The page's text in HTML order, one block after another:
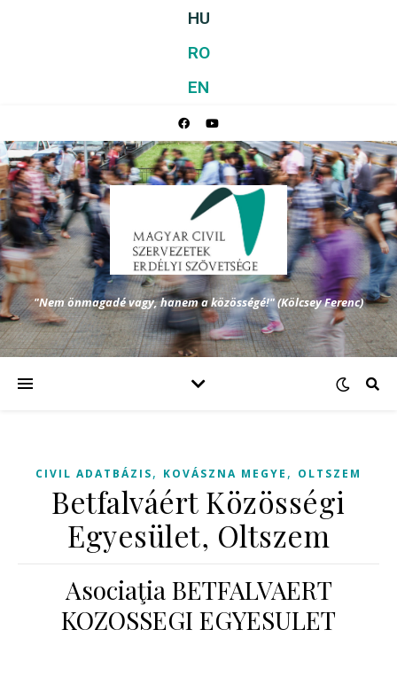
HU
RO
EN
"Nem önmagadé vagy, hanem a közösségé!" (Kölcsey Ferenc)
CIVIL ADATBÁZIS, KOVÁSZNA MEGYE , OLTSZEM
Betfalváért Közösségi
Egyesület, Oltszem
Asociaţia BETFALVAERT
KOZOSSEGI EGYESULET